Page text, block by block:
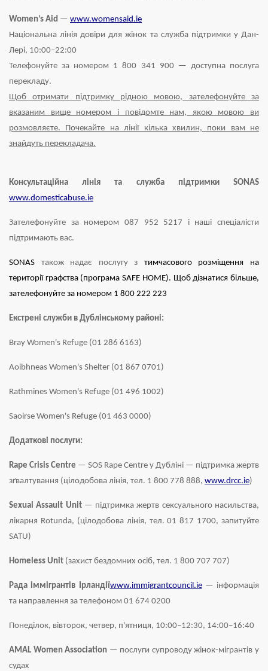
Women’s Aid — www.womensaid.ie
Національна лінія довіри для жінок та служба підтримки у Дан-
Лері, 10:00–22:00
Телефонуйте за номером 1 800 341 900 — доступна послуга
перекладу.
Щоб отримати підтримку рідною мовою, зателефонуйте за
вказаним вище номером і повідомте нам, якою мовою ви
розмовляєте. Почекайте на лінії кілька хвилин, поки вам не
знайдуть перекладача.
Консультаційна лінія та служба підтримки SONAS
www.domesticabuse.ie
Зателефонуйте за номером 087 952 5217 і наші спеціалісти
підтримають вас.
SONAS також надає послугу з тимчасового розміщення на
території графства (програма SAFE HOME). Щоб дізнатися більше,
зателефонуйте за номером 1 800 222 223
Екстрені служби в Дублінському районі:
Bray Women's Refuge (01 286 6163)
Aoibhneas Women's Shelter (01 867 0701)
Rathmines Women's Refuge (01 496 1002)
Saoirse Women's Refuge (01 463 0000)
Додаткові послуги:
Rape Crisis Centre — SOS Rape Centre у Дубліні — підтримка жертв
зґвалтування (цілодобова лінія, тел. 1 800 778 888, www.drcc.ie)
Sexual Assault Unit— підтримка жертв сексуального насильства,
лікарня Rotunda, (цілодобова лінія, тел. 01 817 1700, запитуйте
SATU)
Homeless Unit (захист бездомних осіб, тел. 1 800 707 707)
Рада іммігрантів Ірландіїwww.immigrantcouncil.ie— інформація
та направлення за телефоном 01 674 0200
Понеділок, вівторок, четвер, п'ятниця, 10:00–12:30, 14:00–16:40
AMAL Women Association — послуги супроводу жінок-мігрантів у
судах